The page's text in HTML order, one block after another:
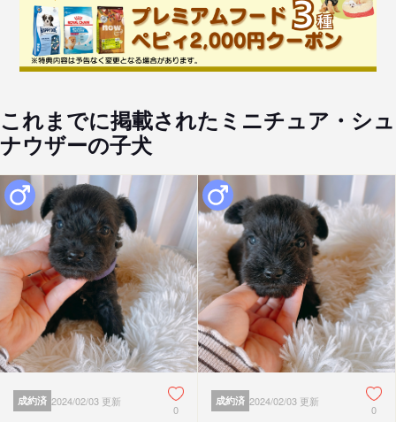
これまでに掲載されたミニチュア・シュ
ナウザーの子犬
成約済 2024/02/03 更新
0
成約済 2024/02/03 更新
0